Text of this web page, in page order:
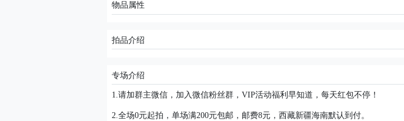
物品属性
拍品介绍
专场介绍
1.请加群主微信，加入微信粉丝群，VIP活动福利早知道，每天红包不停！
2.全场0元起拍，单场满200元包邮，邮费8元，西藏新疆海南默认到付。